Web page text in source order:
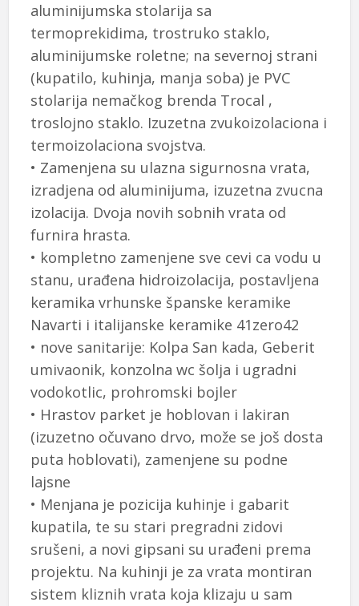
aluminijumska stolarija sa
termoprekidima, trostruko staklo,
aluminijumske roletne; na severnoj strani
(kupatilo, kuhinja, manja soba) je PVC
stolarija nemačkog brenda Trocal ,
troslojno staklo. Izuzetna zvukoizolaciona i
termoizolaciona svojstva.
• Zamenjena su ulazna sigurnosna vrata,
izradjena od aluminijuma, izuzetna zvucna
izolacija. Dvoja novih sobnih vrata od
furnira hrasta.
• kompletno zamenjene sve cevi ca vodu u
stanu, urađena hidroizolacija, postavljena
keramika vrhunske španske keramike
Navarti i italijanske keramike 41zero42
• nove sanitarije: Kolpa San kada, Geberit
umivaonik, konzolna wc šolja i ugradni
vodokotlic, prohromski bojler
• Hrastov parket je hoblovan i lakiran
(izuzetno očuvano drvo, može se još dosta
puta hoblovati), zamenjene su podne
lajsne
• Menjana je pozicija kuhinje i gabarit
kupatila, te su stari pregradni zidovi
srušeni, a novi gipsani su urađeni prema
projektu. Na kuhinji je za vrata montiran
sistem kliznih vrata koja klizaju u sam